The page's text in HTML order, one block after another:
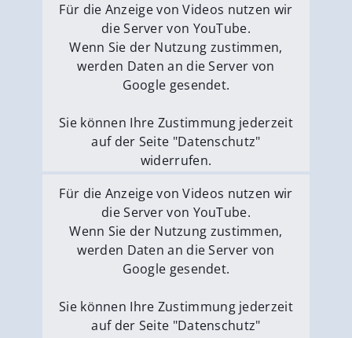
Für die Anzeige von Videos nutzen wir
die Server von YouTube.
Wenn Sie der Nutzung zustimmen,
werden Daten an die Server von
Google gesendet.
Sie können Ihre Zustimmung jederzeit
auf der Seite "Datenschutz"
widerrufen.
Externe Medien erlauben
Für die Anzeige von Videos nutzen wir
die Server von YouTube.
Wenn Sie der Nutzung zustimmen,
werden Daten an die Server von
Google gesendet.
Sie können Ihre Zustimmung jederzeit
auf der Seite "Datenschutz"